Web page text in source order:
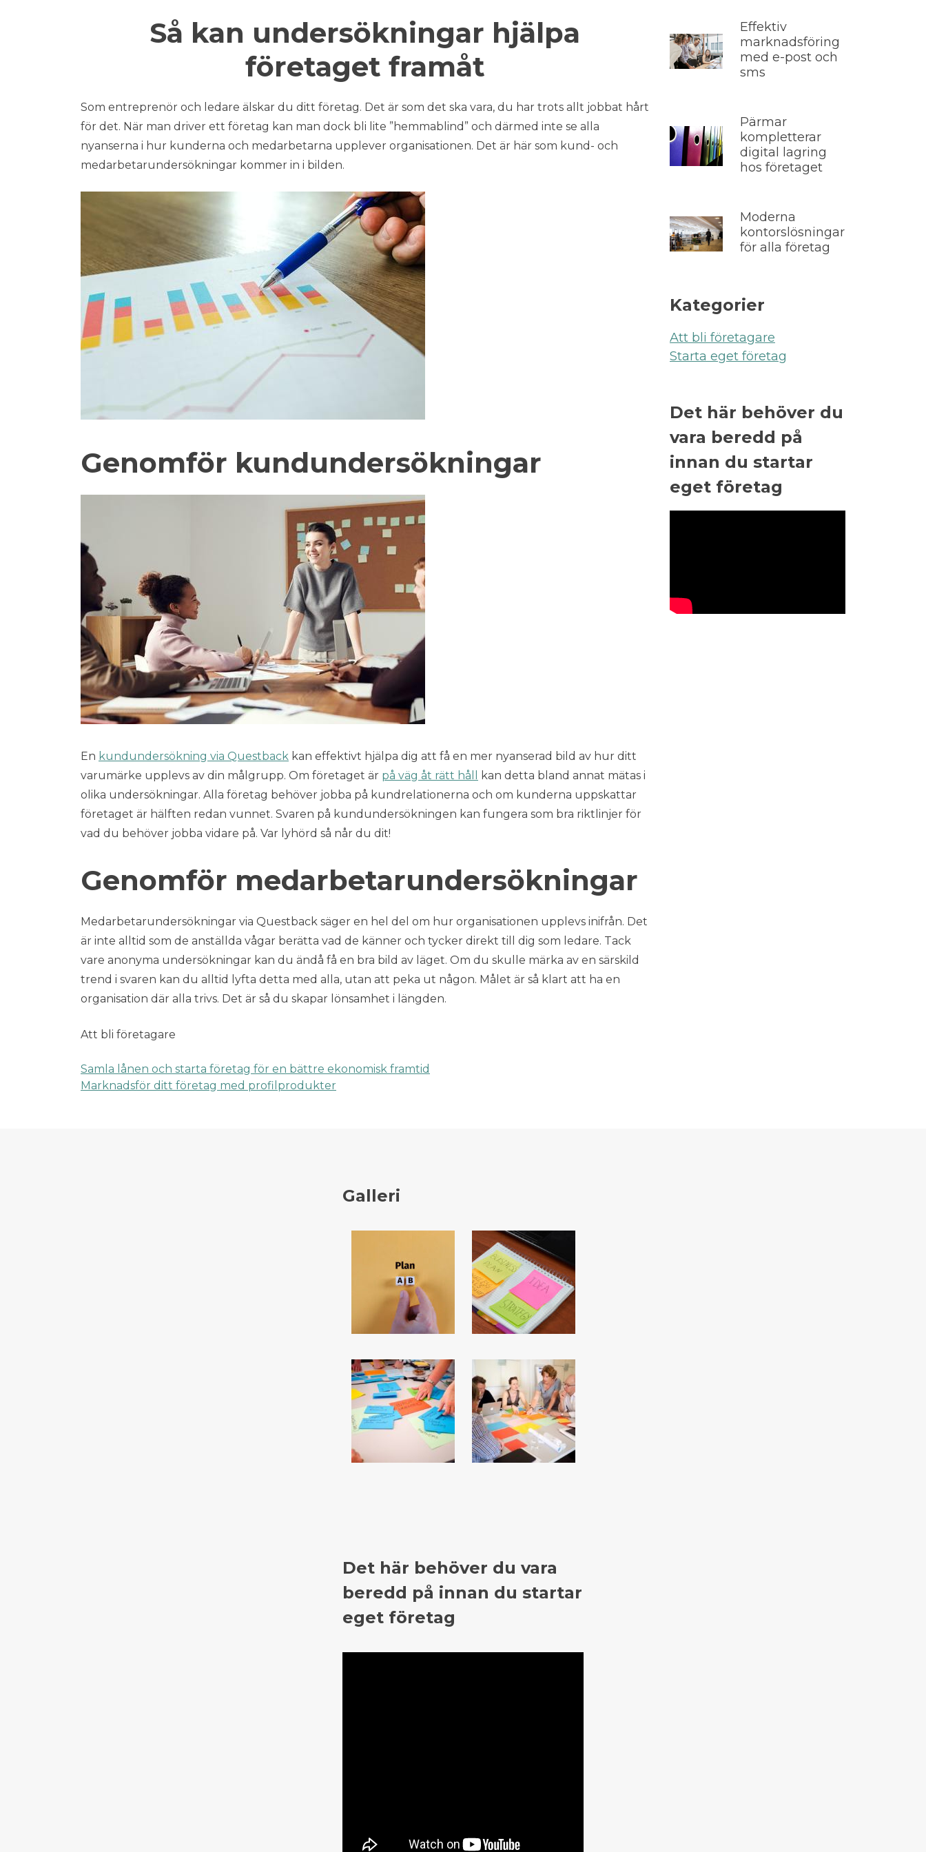
Så kan undersökningar hjälpa
företaget framåt
Som entreprenör och ledare älskar du ditt företag. Det är som det ska vara, du har trots allt jobbat hårt
för det. När man driver ett företag kan man dock bli lite ”hemmablind” och därmed inte se alla
nyanserna i hur kunderna och medarbetarna upplever organisationen. Det är här som kund- och
medarbetarundersökningar kommer in i bilden.
Genomför kundundersökningar
En kundundersökning via Questback kan effektivt hjälpa dig att få en mer nyanserad bild av hur ditt
varumärke upplevs av din målgrupp. Om företaget är på väg åt rätt håll
kan detta bland annat mätas i
olika undersökningar. Alla företag behöver jobba på kundrelationerna och om kunderna uppskattar
företaget är hälften redan vunnet. Svaren på kundundersökningen kan fungera som bra riktlinjer för
vad du behöver jobba vidare på. Var lyhörd så når du dit!
Genomför medarbetarundersökningar
Medarbetarundersökningar via Questback säger en hel del om hur organisationen upplevs inifrån. Det
är inte alltid som de anställda vågar berätta vad de känner och tycker direkt till dig som ledare. Tack
vare anonyma undersökningar kan du ändå få en bra bild av läget. Om du skulle märka av en särskild
trend i svaren kan du alltid lyfta detta med alla, utan att peka ut någon. Målet är så klart att ha en
organisation där alla trivs. Det är så du skapar lönsamhet i längden.
Att bli företagare
Inläggsnavigering
Samla lånen och starta företag för en bättre ekonomisk framtid
Marknadsför ditt företag med profilprodukter
Effektiv
marknadsföring
med e-post och
sms
Pärmar
kompletterar
digital lagring
hos företaget
Moderna
kontorslösningar
för alla företag
Kategorier
Att bli företagare
Starta eget företag
Det här behöver du
vara beredd på
innan du startar
eget företag
Galleri
Det här behöver du vara
beredd på innan du startar
eget företag